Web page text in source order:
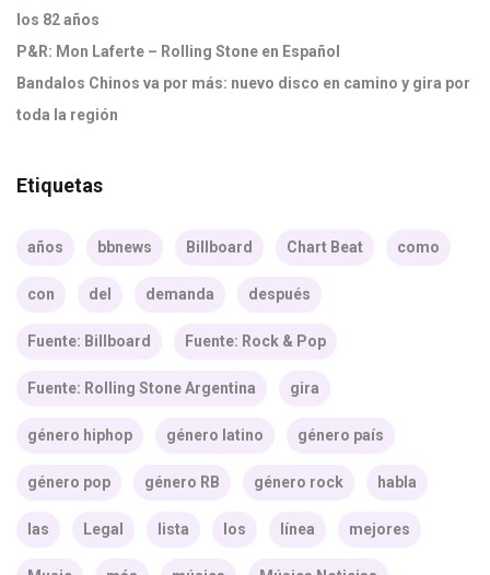
los 82 años
P&R: Mon Laferte – Rolling Stone en Español
Bandalos Chinos va por más: nuevo disco en camino y gira por
toda la región
Etiquetas
años bbnews Billboard Chart Beat como
con del demanda después
Fuente: Billboard Fuente: Rock & Pop
Fuente: Rolling Stone Argentina gira
género hiphop género latino género país
género pop género RB género rock habla
las Legal lista los línea mejores